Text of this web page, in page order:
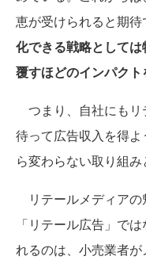
恵が受けられると期待
化できる戦略として
覆すほどのインパク
つまり、自社にもリ
待って広告収入を得
ら変わらない取り組み
リテールメディアの
「リテール広告」で
れるのは、小売業者